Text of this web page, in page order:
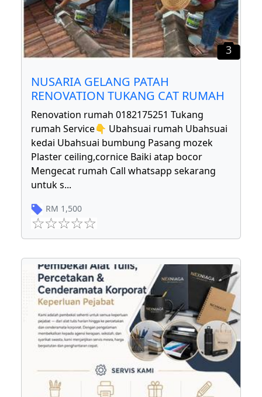
3
NUSARIA GELANG PATAH
RENOVATION TUKANG CAT RUMAH
Renovation rumah 0182175251 Tukang
rumah Service👇 Ubahsuai rumah Ubahsuai
kedai Ubahsuai bumbung Pasang mozek
Plaster ceiling,cornice Baiki atap bocor
Mengecat rumah Call whatsapp sekarang
untuk s...
RM 1,500